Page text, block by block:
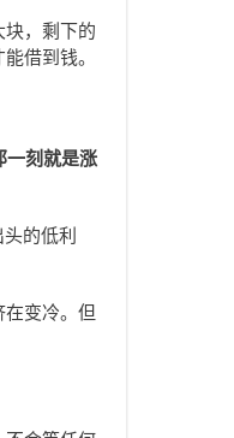
，剩下的
借到钱。
一刻就是涨
的低利
变冷。但